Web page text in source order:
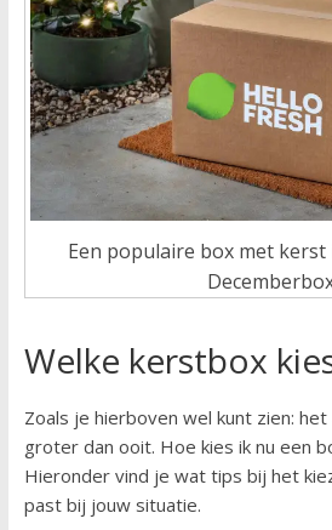
Een populaire box met kerst
Welke kerstbox
Zoals je hierboven wel kunt zien:
groter dan ooit. Hoe kies ik nu een
Hieronder vind je wat tips bij het
past bij jouw situatie.